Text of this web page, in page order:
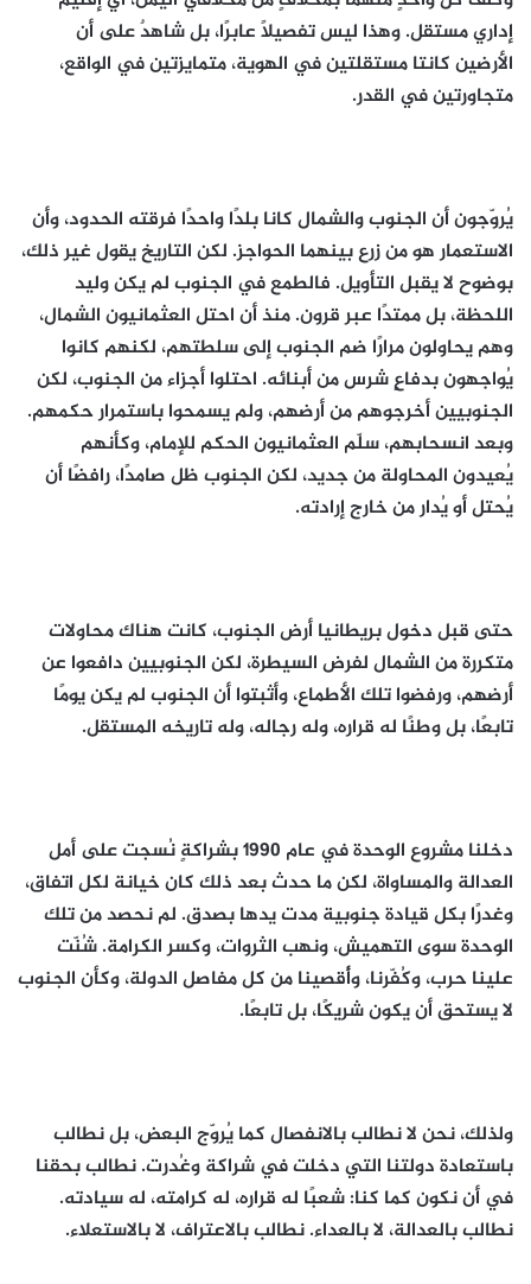
إداري مستقل. وهذا ليس تفصيلًا عابرًا، بل شاهدٌ على أن
الأرضين كانتا مستقلتين في الهوية، متمايزتين في الواقع،
متجاورتين في القدر.
يُروّجون أن الجنوب والشمال كانا بلدًا واحدًا فرقته الحدود، وأن
الاستعمار هو من زرع بينهما الحواجز. لكن التاريخ يقول غير ذلك،
بوضوح لا يقبل التأويل. فالطمع في الجنوب لم يكن وليد
اللحظة، بل ممتدًا عبر قرون. منذ أن احتل العثمانيون الشمال،
وهم يحاولون مرارًا ضم الجنوب إلى سلطتهم، لكنهم كانوا
يُواجهون بدفاعٍ شرس من أبنائه. احتلوا أجزاء من الجنوب، لكن
الجنوبيين أخرجوهم من أرضهم، ولم يسمحوا باستمرار حكمهم.
وبعد انسحابهم، سلّم العثمانيون الحكم للإمام، وكأنهم
يُعيدون المحاولة من جديد، لكن الجنوب ظل صامدًا، رافضًا أن
يُحتل أو يُدار من خارج إرادته.
حتى قبل دخول بريطانيا أرض الجنوب، كانت هناك محاولات
متكررة من الشمال لفرض السيطرة، لكن الجنوبيين دافعوا عن
أرضهم، ورفضوا تلك الأطماع، وأثبتوا أن الجنوب لم يكن يومًا
تابعًا، بل وطنًا له قراره، وله رجاله، وله تاريخه المستقل.
دخلنا مشروع الوحدة في عام 1990 بشراكةٍ نُسجت على أمل
العدالة والمساواة، لكن ما حدث بعد ذلك كان خيانة لكل اتفاق،
وغدرًا بكل قيادة جنوبية مدت يدها بصدق. لم نحصد من تلك
الوحدة سوى التهميش، ونهب الثروات، وكسر الكرامة. شُنّت
علينا حرب، وكُفّرنا، وأُقصينا من كل مفاصل الدولة، وكأن الجنوب
لا يستحق أن يكون شريكًا، بل تابعًا.
ولذلك، نحن لا نطالب بالانفصال كما يُروّج البعض، بل نطالب
باستعادة دولتنا التي دخلت في شراكة وغُدرت. نطالب بحقنا
في أن نكون كما كنا: شعبًا له قراره، له كرامته، له سيادته.
نطالب بالعدالة، لا بالعداء. نطالب بالاعتراف، لا بالاستعلاء.